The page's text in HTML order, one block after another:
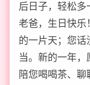
后日子，轻松多
老爸，生日快乐
的一片天；您话
当。新的一年，
陪您喝喝茶、聊